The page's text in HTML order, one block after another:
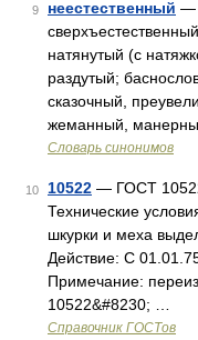
9 неестественный —
натянутый (с
раздутый;
сказочный,
жеманный,
Словарь синонимов
10 10522 — ГОСТ
Технические
шкурки и меха
Действие: С
Примечание:
10522&#8230; …
Справочник ГОСТов